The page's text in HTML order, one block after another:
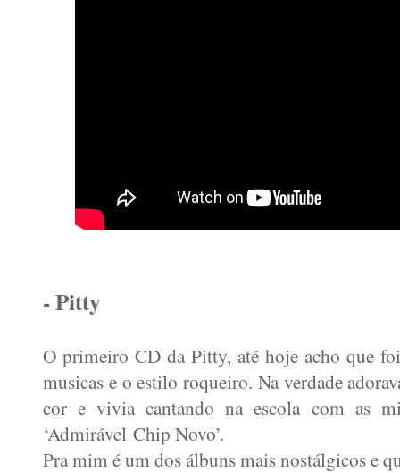
- Pitty
O primeiro CD da Pitty, até hoje acho que
musicas e o estilo roqueiro. Na verdade
cor e vivia cantando na escola com as
‘Admirável Chip Novo’.
Pra mim é um dos álbuns mais nostálgicos e